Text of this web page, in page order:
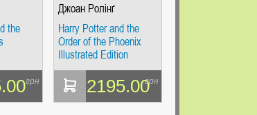
the
грн
Джоан Ролінґ
Harry Potter and the
Order of the Phoenix
Illustrated Edition
2195.00грн